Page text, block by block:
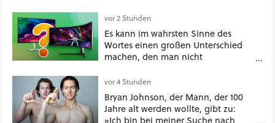
vor 2 Stunden
Es kann im wahrsten Sinne des
Wortes einen großen Unterschied
machen, den man nicht
Seitenverhältnis seid ihr unterwegs?
vor 4 Stunden
Bryan Johnson, der Mann, der 100
Jahre alt werden wollte, gibt zu:
»Ich bin bei meiner Suche nach